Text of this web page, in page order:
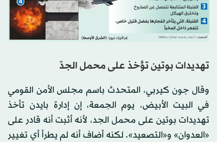
تهديدات بوتين تؤخذ على محمل الجدّ
وقال جون كيربي، المتحدث باسم مجلس الأمن القومي
في البيت الأبيض، يوم الجمعة، إن إدارة بايدن تأخذ
تهديدات بوتين على محمل الجد، لأنه أثبت أنه قادر على
«العدوان» و«التصعيد». لكنه أضاف أنه لم يطرأ أي تغيير